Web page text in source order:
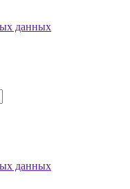
данных
данных